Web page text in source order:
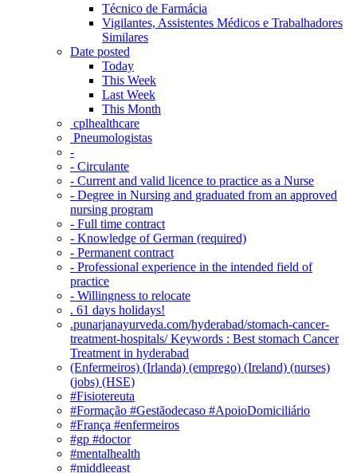
Técnico de Farmácia
Vigilantes, Assistentes Médicos e Trabalhadores
Similares
Date posted
Today
This Week
Last Week
This Month
‎ cplhealthcare‬
Pneumologistas
-
- Circulante
- Current and valid licence to practice as a Nurse
- Degree in Nursing and graduated from an approved
nursing program
- Full time contract
- Knowledge of German (required)
- Permanent contract
- Professional experience in the intended field of
practice
- Willingness to relocate
. 61 days holidays!
.punarjanayurveda.com/hyderabad/stomach-cancer-
treatment-hospitals/ Keywords : Best stomach Cancer
Treatment in hyderabad
(Enfermeiros) (Irlanda) (emprego) (Ireland) (nurses)
(jobs) (HSE)
#Fisiotereuta
#Formação #Gestãodecaso #ApoioDomiciliário
#França #enfermeiros
#gp #doctor
#mentalhealth
#middleeast